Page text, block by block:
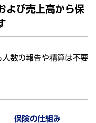
よび売上高から保
数の報告や精算は不要
保険の仕組み